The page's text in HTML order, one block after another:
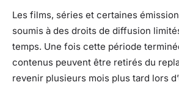
Les films, séries et certaines
soumis à des droits de diffusion
temps. Une fois cette période
contenus peuvent être retirés du
revenir plusieurs mois plus tard lors